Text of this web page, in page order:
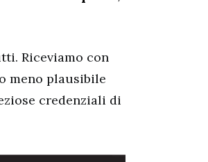
Riceviamo con
meno plausibile
credenziali di